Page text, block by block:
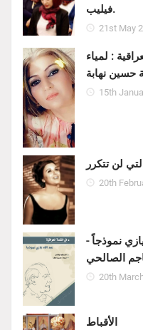
فيليب.
21st May
: لمياء
حسين نهابة
15th
لن تتكرر
20th
نموذجاً -
الصالحي
20th
الأقباط